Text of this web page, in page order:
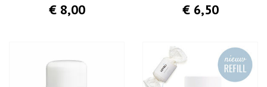
€ 8,00 € 6,50